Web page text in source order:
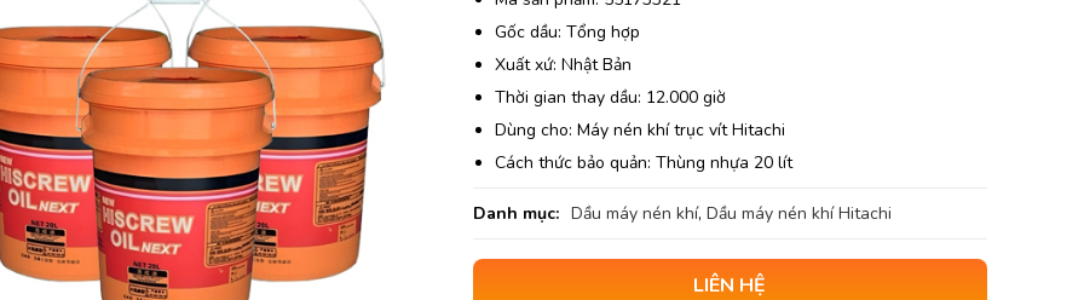
Gốc dầu: Tổng hợp
Xuất xứ: Nhật Bản
Thời gian thay dầu: 12.000 giờ
Dùng cho: Máy nén khí trục vít Hitachi
Cách thức bảo quản: Thùng nhựa 20 lít
Danh mục: Dầu máy nén khí, Dầu máy nén khí Hitachi
LIÊN HỆ